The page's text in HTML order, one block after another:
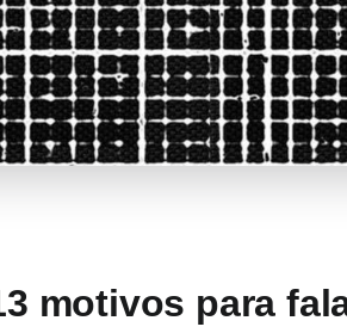
motivos para